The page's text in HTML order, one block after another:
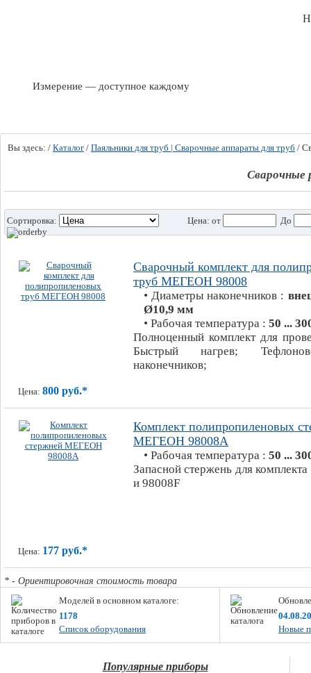
Измерение — доступное каждому
Вы здесь: / Каталог / Паяльники для труб | Сварочные аппараты для труб /
Сварочные
Сортировка: Цена: от До
Цена: 800 руб.*
Сварочный комплект для
труб МЕГЕОН 98008
• Диаметры наконечников :
Ø10,9 мм
• Рабочая температура : 50 ...
Полноценный комплект для
Быстрый нагрев;
наконечников;
Цена: 177 руб.*
Комплект полипропиленовых
МЕГЕОН 98008A
• Рабочая температура : 50 ...
Запасной стержень для
и 98008F
* - Ориентировочная стоимость товара
Моделей в основном каталоге:
1178
Список оборудования
Новые
Популярные приборы